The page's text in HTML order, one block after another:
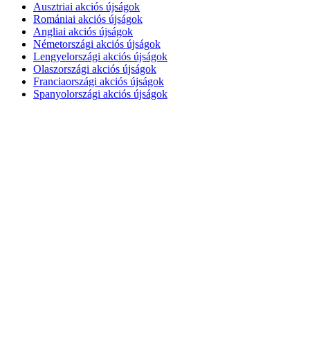
Ausztriai akciós újságok
Romániai akciós újságok
Angliai akciós újságok
Németországi akciós újságok
Lengyelországi akciós újságok
Olaszországi akciós újságok
Franciaországi akciós újságok
Spanyolországi akciós újságok